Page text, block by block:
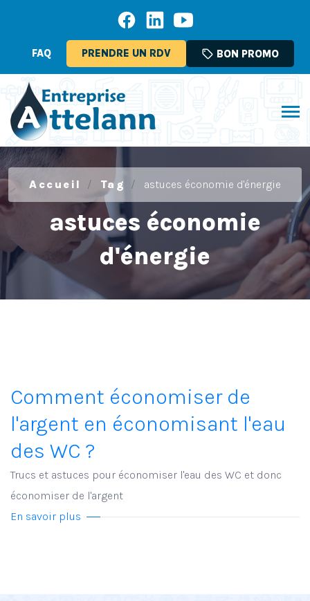
FAQ PRENDRE UN RDV sell BON PROMO
Accueil Tag astuces économie d'énergie
astuces économie
d'énergie
Comment économiser de
l'argent en économisant l'eau
des WC ?
Trucs et astuces pour économiser l'eau des WC et donc
économiser de l'argent
En savoir plus